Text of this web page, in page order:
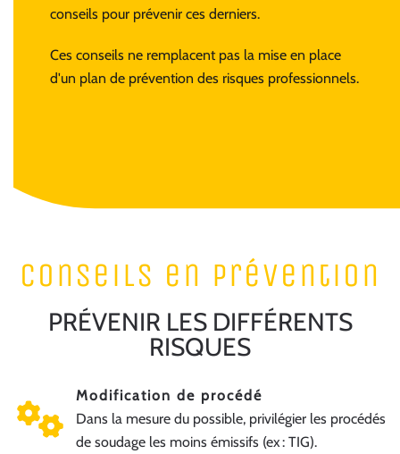
conseils en prévention
PRÉVENIR LES DIFFÉRENTS
RISQUES
Modification de procédé
Dans la mesure du possible, privilégier les procédés
de soudage les moins émissifs (ex : TIG).
conseils pour prévenir ces derniers.
Ces conseils ne remplacent pas la mise en place
d'un plan de prévention des risques professionnels.